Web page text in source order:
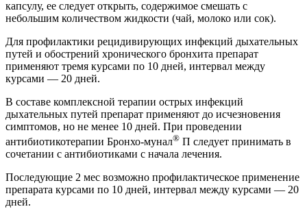
капсулу, ее следует открыть, содержимое смешать с
небольшим количеством жидкости (чай, молоко или сок).
Для профилактики рецидивирующих инфекций дыхательных
путей и обострений хронического бронхита препарат
применяют тремя курсами по 10 дней, интервал между
курсами — 20 дней.
В составе комплексной терапии острых инфекций
дыхательных путей препарат применяют до исчезновения
симптомов, но не менее 10 дней. При проведении
антибиотикотерапии Бронхо-мунал® П следует принимать в
сочетании с антибиотиками с начала лечения.
Последующие 2 мес возможно профилактическое применение
препарата курсами по 10 дней, интервал между курсами — 20
дней.